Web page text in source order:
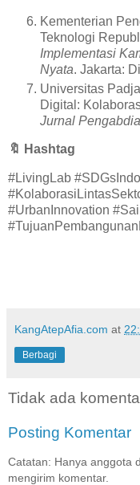
Kementerian
Teknologi
Implementasi
Nyata. Jakarta:
Universitas
Digital:
Jurnal
🔖 Hashtag
#LivingLab
#UrbanInnovation
KangAtepAfia.com at
Berbagi
Tidak ada
Posting Komentar
Catatan: Hanya anggota
mengirim komentar.